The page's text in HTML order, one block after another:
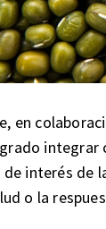
en
de interés de
o la